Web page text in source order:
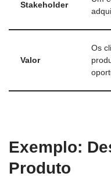
Stakeholder
Valor
Os
Exemplo:
Produto